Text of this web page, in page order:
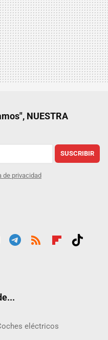
NUESTRA
SUSCRIBIR
de privacidad
eléctricos